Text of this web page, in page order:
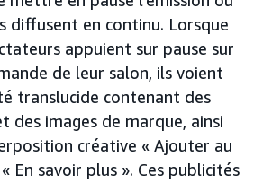
diffusent en continu. Lorsque
appuient sur pause sur
de leur salon, ils voient
translucide contenant des
des images de marque, ainsi
créative « Ajouter au
En savoir plus ». Ces publicités